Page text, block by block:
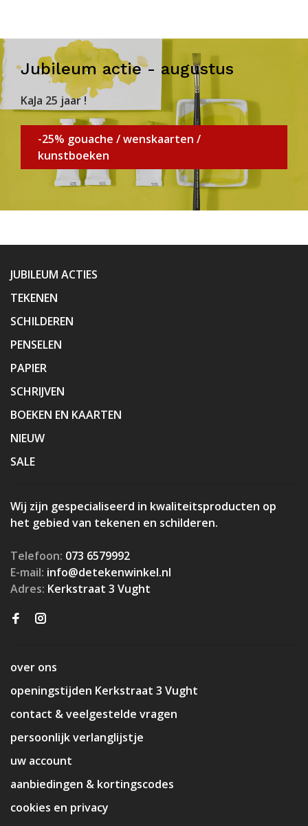
Jubileum actie - augustus
KaJa 25 jaar !
-25% gouache / wenskaarten /
kunstboeken
JUBILEUM ACTIES
TEKENEN
SCHILDEREN
PENSELEN
PAPIER
SCHRIJVEN
BOEKEN EN KAARTEN
NIEUW
SALE
Wij zijn gespecialiseerd in kwaliteitsproducten op
het gebied van tekenen en schilderen.
Telefoon: 073 6579992
E-mail: info@detekenwinkel.nl
Adres: Kerkstraat 3 Vught
over ons
openingstijden Kerkstraat 3 Vught
contact & veelgestelde vragen
persoonlijk verlanglijstje
uw account
aanbiedingen & kortingscodes
cookies en privacy